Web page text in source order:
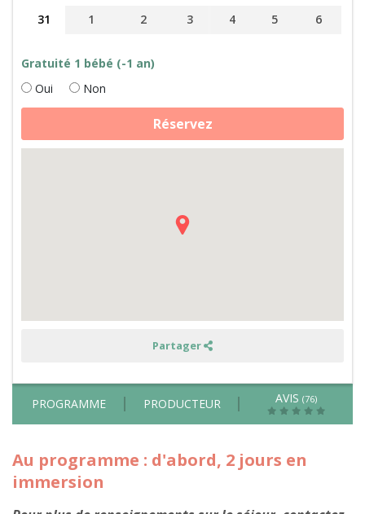
PROGRAMME PRODUCTEUR AVIS (76)
Au programme : d'abord, 2 jours en
immersion
31
1 2 3 4 5 6
Gratuité 1 bébé (-1 an)
Oui
Non
quantité
Fabrication
de
Réservez
Partager